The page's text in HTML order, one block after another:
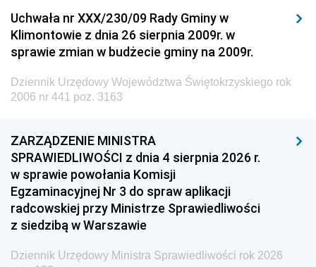
Uchwała nr XXX/230/09 Rady Gminy w
Klimontowie z dnia 26 sierpnia 2009r. w
sprawie zmian w budżecie gminy na 2009r.
Dziennik Urzędowy Województwa Świętokrzyskiego rok
2006 nr 441 poz. 3163
ZARZĄDZENIE MINISTRA
SPRAWIEDLIWOŚCI z dnia 4 sierpnia 2026 r.
w sprawie powołania Komisji
Egzaminacyjnej Nr 3 do spraw aplikacji
radcowskiej przy Ministrze Sprawiedliwości
z siedzibą w Warszawie
Dziennik Urzędowy Ministra Sprawiedliwości rok 2026